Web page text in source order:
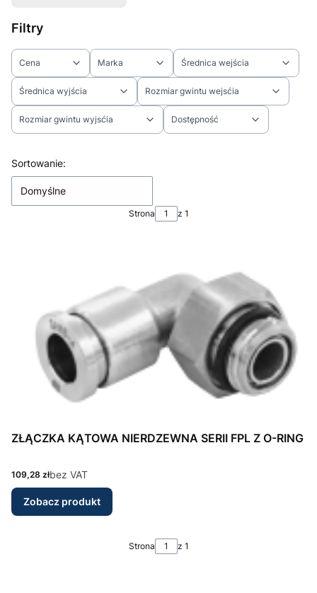
Filtry
Cena Marka Średnica wejścia
Średnica wyjścia Rozmiar gwintu wejsćia
Rozmiar gwintu wyjsćia Dostępność
Lista produktów
Sortowanie:
Domyślne
Strona z 1
ZŁĄCZKA KĄTOWA NIERDZEWNA SERII FPL Z O-RING
Cena
109,28 złbez VAT
Zobacz produkt
Strona z 1